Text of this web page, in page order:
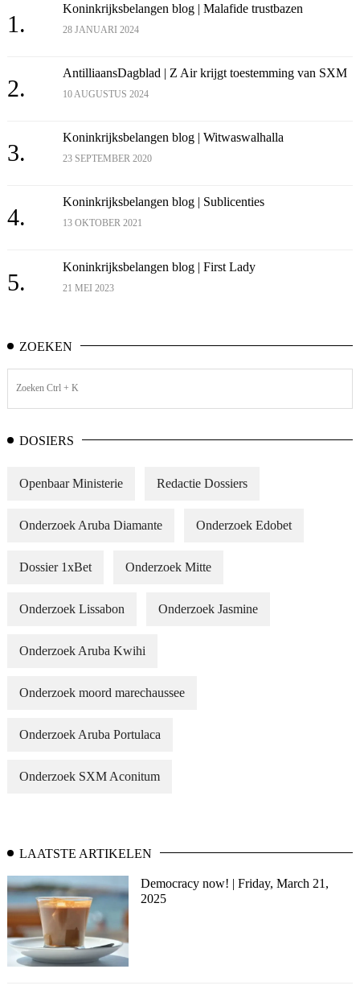
1.
Koninkrijksbelangen blog | Malafide trustbazen
28 JANUARI 2024
2.
AntilliaansDagblad | Z Air krijgt toestemming van SXM
10 AUGUSTUS 2024
3.
Koninkrijksbelangen blog | Witwaswalhalla
23 SEPTEMBER 2020
4.
Koninkrijksbelangen blog | Sublicenties
13 OKTOBER 2021
5.
Koninkrijksbelangen blog | First Lady
21 MEI 2023
ZOEKEN
DOSIERS
Openbaar Ministerie Redactie Dossiers
Onderzoek Aruba Diamante Onderzoek Edobet
Dossier 1xBet Onderzoek Mitte
Onderzoek Lissabon Onderzoek Jasmine
Onderzoek Aruba Kwihi
Onderzoek moord marechaussee
Onderzoek Aruba Portulaca
Onderzoek SXM Aconitum
LAATSTE ARTIKELEN
Democracy now! | Friday, March 21,
2025